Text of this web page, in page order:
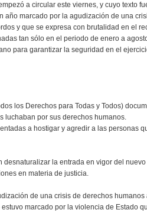
a circular este viernes, y cuyo texto
año marcado por la agudización de una
y que se expresa con brutalidad en el
tan sólo en el periodo de enero a
para garantizar la seguridad en el
los Derechos para Todas y Todos)
luchaban por sus derechos humanos.
a hostigar y agredir a las personas
la entrada en vigor del
en materia de justicia.
de una crisis de derechos
marcado por la violencia de Estado